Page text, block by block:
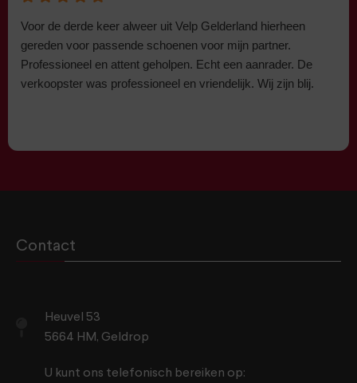
Voor de derde keer alweer uit Velp Gelderland hierheen
gereden voor passende schoenen voor mijn partner.
Professioneel en attent geholpen. Echt een aanrader. De
verkoopster was professioneel en vriendelijk. Wij zijn blij.
Contact
Heuvel 53
5664 HM, Geldrop
U kunt ons telefonisch bereiken op: